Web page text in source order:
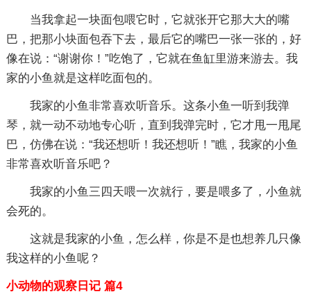
当我拿起一块面包喂它时，它就张开它那大大的嘴
巴，把那小块面包吞下去，最后它的嘴巴一张一张的，好
像在说：“谢谢你！”吃饱了，它就在鱼缸里游来游去。我
家的小鱼就是这样吃面包的。
我家的小鱼非常喜欢听音乐。这条小鱼一听到我弹
琴，就一动不动地专心听，直到我弹完时，它才甩一甩尾
巴，仿佛在说：“我还想听！我还想听！”瞧，我家的小鱼
非常喜欢听音乐吧？
我家的小鱼三四天喂一次就行，要是喂多了，小鱼就
会死的。
这就是我家的小鱼，怎么样，你是不是也想养几只像
我这样的小鱼呢？
小动物的观察日记 篇4